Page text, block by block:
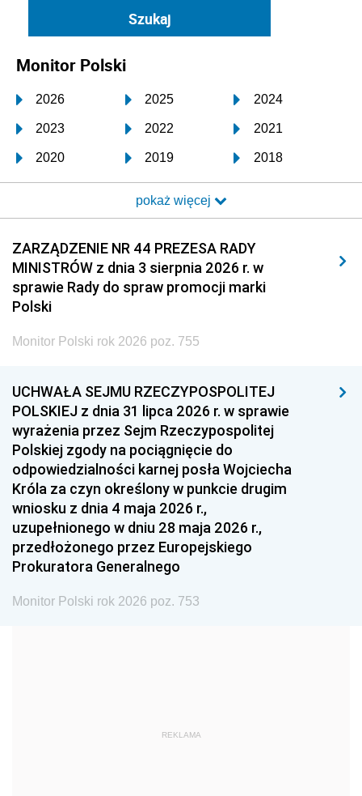
Monitor Polski
2026 2025 2024
2023 2022 2021
2020 2019 2018
2017 2016 2015
2014 2013 2012
2011 2010 2009
2008 2007 2006
2005
1996 1995 1994
1993 1992 1991
1990 1989
1987 1986 1985
1984 1983
1981 1980 1979
1978 1977
1975 1974
1959
pokaż więcej
ZARZĄDZENIE NR 44 PREZESA RADY
MINISTRÓW z dnia 3 sierpnia 2026 r. w
sprawie Rady do spraw promocji marki
Polski
Monitor Polski rok 2026 poz. 755
UCHWAŁA SEJMU RZECZYPOSPOLITEJ
POLSKIEJ z dnia 31 lipca 2026 r. w sprawie
wyrażenia przez Sejm Rzeczypospolitej
Polskiej zgody na pociągnięcie do
odpowiedzialności karnej posła Wojciecha
Króla za czyn określony w punkcie drugim
wniosku z dnia 4 maja 2026 r.,
uzupełnionego w dniu 28 maja 2026 r.,
przedłożonego przez Europejskiego
Prokuratora Generalnego
Monitor Polski rok 2026 poz. 753
REKLAMA